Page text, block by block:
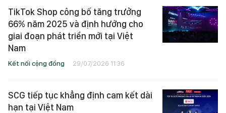
TikTok Shop công bố tăng trưởng
66% năm 2025 và định hướng cho
giai đoạn phát triển mới tại Việt
Nam
Kết nối cộng đồng 29/07/2026 11:36
SCG tiếp tục khẳng định cam kết dài
hạn tại Việt Nam